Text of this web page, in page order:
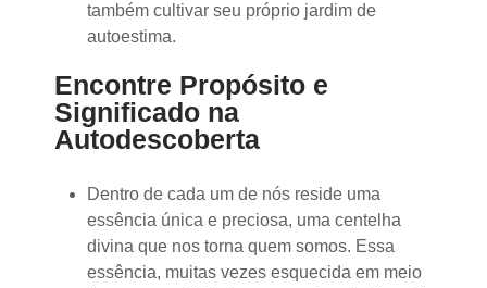
também cultivar seu próprio jardim de
autoestima.
Encontre Propósito e
Significado na
Autodescoberta
Dentro de cada um de nós reside uma
essência única e preciosa, uma centelha
divina que nos torna quem somos. Essa
essência, muitas vezes esquecida em meio